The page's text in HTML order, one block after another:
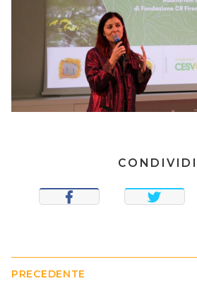
CONDIVIDI
CONDIVIDI TWEET
PRECEDENTE